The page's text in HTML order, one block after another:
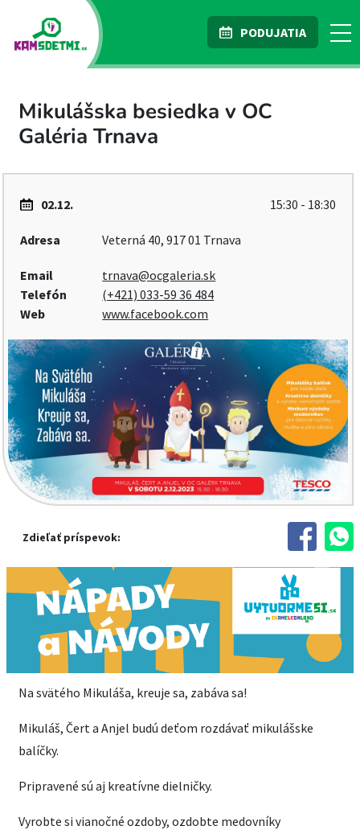
PODUJATIA
Mikulášska besiedka v OC
Galéria Trnava
02.12. 15:30 - 18:30
Adresa Veterná 40, 917 01 Trnava
Email
trnava@ocgaleria.sk
Telefón
(+421) 033-59 36 484
Web
www.facebook.com
Zdieľať príspevok:
Na svätého Mikuláša, kreuje sa, zabáva sa!
Mikuláš, Čert a Anjel budú deťom rozdávať mikulášske
balíčky.
Pripravené sú aj kreatívne dielničky.
Vyrobte si vianočné ozdoby, ozdobte medovníky